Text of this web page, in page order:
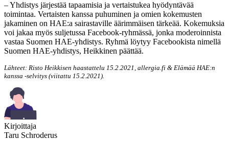
– Yhdistys järjestää tapaamisia ja vertaistukea hyödyntävää
toimintaa. Vertaisten kanssa puhuminen ja omien kokemusten
jakaminen on HAE:a sairastaville äärimmäisen tärkeää. Kokemuksia
voi jakaa myös suljetussa Facebook-ryhmässä, jonka moderoinnista
vastaa Suomen HAE-yhdistys. Ryhmä löytyy Facebookista nimellä
Suomen HAE-yhdistys, Heikkinen päättää.
Lähteet: Risto Heikkisen haastattelu 15.2.2021, allergia.fi & Elämää HAE:n
kanssa -selvitys (viitattu 15.2.2021).
Kirjoittaja
Taru Schroderus